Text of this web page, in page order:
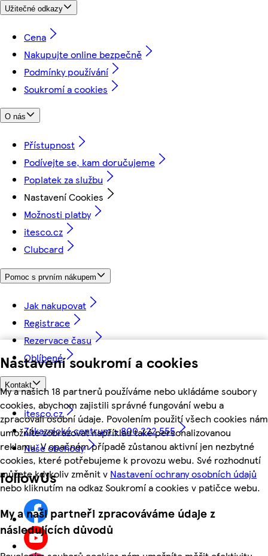
Nastavení soukromí a cookies
My a našich 18 partnerů používáme nebo ukládáme soubory
cookies, abychom zajistili správné fungování webu a
zpracovali osobní údaje. Povolením použití všech cookies nám
umožníte zobrazovat například také personalizovanou
reklamu. V opačném případě zůstanou aktivní jen nezbytné
cookies, které potřebujeme k provozu webu. Své rozhodnutí
můžete kdykoliv změnit v Nastavení ochrany osobních údajů
nebo kliknutím na odkaz Soukromí a cookies v patičce webu.
My a naši partneři zpracováváme údaje z
následujících důvodů
Užitečné odkazy
Cena
Nakupujte online bezpečně
Podmínky používání
Soukromí a cookies
O nás
Přístupnost
Podívejte se, kam doručujeme
Poplatek za službu
Nastavení Cookies
Možnosti platby
itesco.cz
Clubcard
Pomoc s prvním nákupem
Jak nakupovat
Registrace
Rezervace času
Oblíbené
Kontakt
itesco.cz
Zákaznické centrum - 800 222 555
Naše obchody
followUs